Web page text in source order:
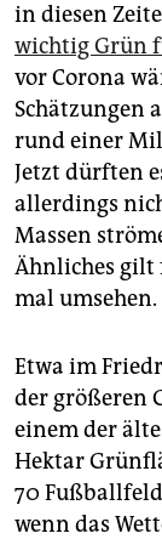
in diesen
wichtig Grün
vor Corona
Schätzungen
rund einer
Jetzt dürften
allerdings
Massen
Ähnliches gilt
mal umsehen.
Etwa im
der größeren
einem der
Hektar
70
wenn das